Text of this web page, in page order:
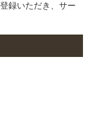
録いただき、サー